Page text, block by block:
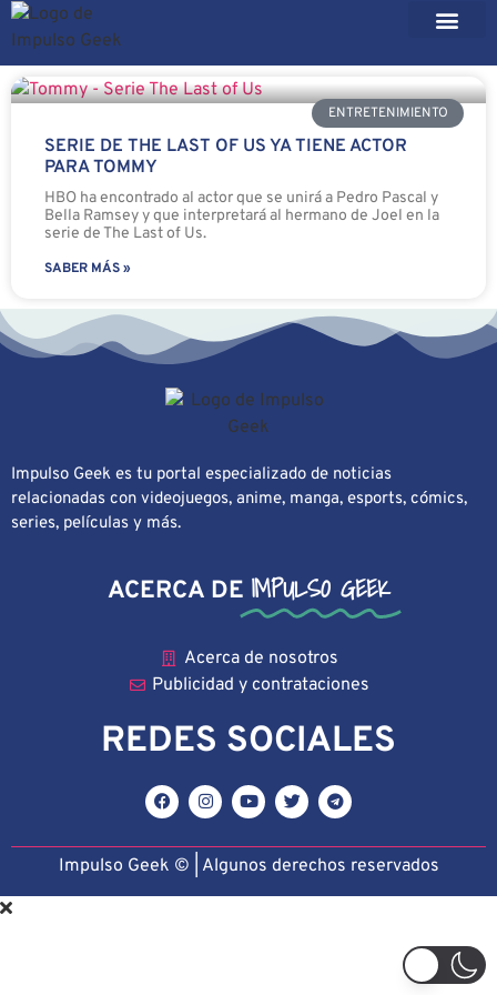
ENTRETENIMIENTO
SERIE DE THE LAST OF US YA TIENE ACTOR
PARA TOMMY
HBO ha encontrado al actor que se unirá a Pedro Pascal y
Bella Ramsey y que interpretará al hermano de Joel en la
serie de The Last of Us.
SABER MÁS »
Impulso Geek es tu portal especializado de noticias
relacionadas con videojuegos, anime, manga, esports, cómics,
series, películas y más.
ACERCA DE IMPULSO GEEK
Acerca de nosotros
Publicidad y contrataciones
REDES SOCIALES
Impulso Geek © | Algunos derechos reservados